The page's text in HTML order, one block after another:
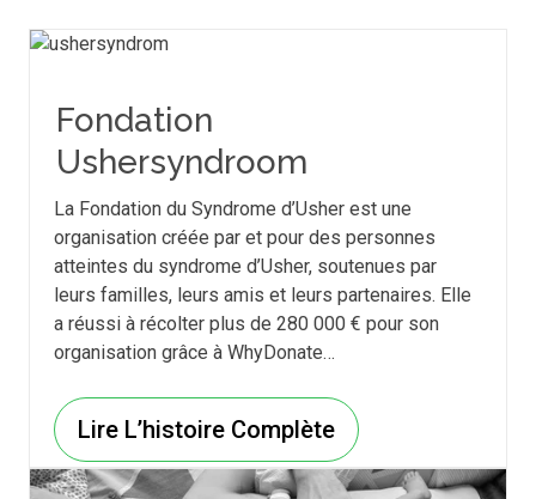
Fondation
Ushersyndroom
La Fondation du Syndrome d’Usher est une
organisation créée par et pour des personnes
atteintes du syndrome d’Usher, soutenues par
leurs familles, leurs amis et leurs partenaires. Elle
a réussi à récolter plus de 280 000 € pour son
organisation grâce à WhyDonate…
Lire L’histoire Complète